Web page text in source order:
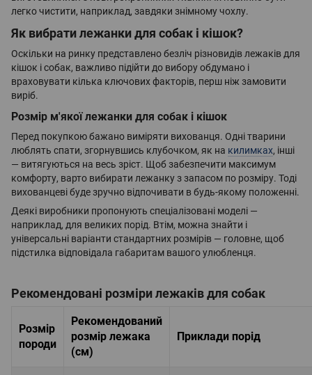
легко чистити, наприклад, завдяки знімному чохлу.
Як вибрати лежанки для собак і кішок?
Оскільки на ринку представлено безліч різновидів лежаків для
кішок і собак, важливо підійти до вибору обдумано і
враховувати кілька ключових факторів, перш ніж замовити
виріб.
Розмір м'якої лежанки для собак і кішок
Перед покупкою бажано виміряти вихованця. Одні тварини
люблять спати, згорнувшись клубочком, як на килимках, інші
— витягуються на весь зріст. Щоб забезпечити максимум
комфорту, варто вибирати лежанку з запасом по розміру. Тоді
вихованцеві буде зручно відпочивати в будь-якому положенні.
Деякі виробники пропонують спеціалізовані моделі —
наприклад, для великих порід. Втім, можна знайти і
універсальні варіанти стандартних розмірів — головне, щоб
підстилка відповідала габаритам вашого улюбленця.
Рекомендовані розміри лежаків для собак
Розмір
породи
Рекомендований
розмір лежака
(см)
Приклади порід